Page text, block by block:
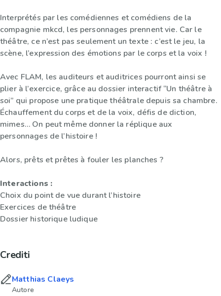
Interprétés par les comédiennes et comédiens de la
compagnie mkcd, les personnages prennent vie. Car le
théâtre, ce n’est pas seulement un texte : c’est le jeu, la
scène, l’expression des émotions par le corps et la voix !
Avec FLAM, les auditeurs et auditrices pourront ainsi se
plier à l’exercice, grâce au dossier interactif “Un théâtre à
soi” qui propose une pratique théâtrale depuis sa chambre.
Échauffement du corps et de la voix, défis de diction,
mimes… On peut même donner la réplique aux
personnages de l’histoire !
Alors, prêts et prêtes à fouler les planches ?
Interactions :
Choix du point de vue durant l’histoire
Exercices de théâtre
Dossier historique ludique
Crediti
Matthias Claeys
Autore